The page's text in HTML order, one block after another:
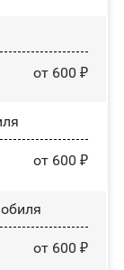
от 600 ₽
от 600 ₽
от 600 ₽